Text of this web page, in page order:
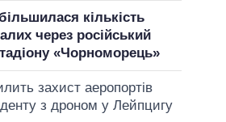
кількість
через російський
«Чорноморець»
захист аеропортів
з дроном у Лейпцигу